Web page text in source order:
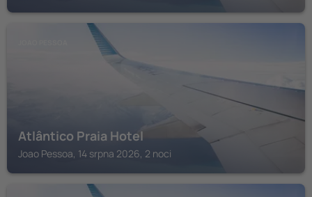
Atlântico Praia Hotel
Joao Pessoa, 14 srpna 2026, 2 noci